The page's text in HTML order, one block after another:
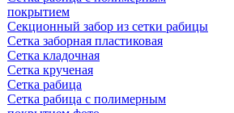
покрытием
Секционный забор из сетки рабицы
Сетка заборная пластиковая
Сетка кладочная
Сетка крученая
Сетка рабица
Сетка рабица с полимерным